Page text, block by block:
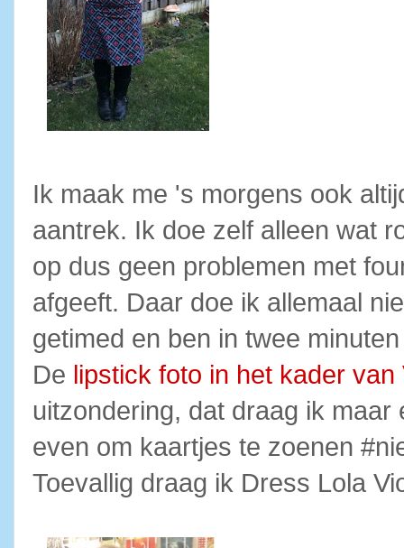
Ik maak me 's morgens ook
aantrek. Ik doe zelf alleen wat
op dus geen problemen met
afgeeft. Daar doe ik allemaal
getimed en ben in twee
De lipstick foto in het kader van
uitzondering, dat draag ik
even om kaartjes te zoenen
Toevallig draag ik Dress Lola